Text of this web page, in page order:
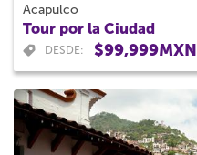
Acapulco
Tour por la Ciudad
DESDE: $99,999MXN